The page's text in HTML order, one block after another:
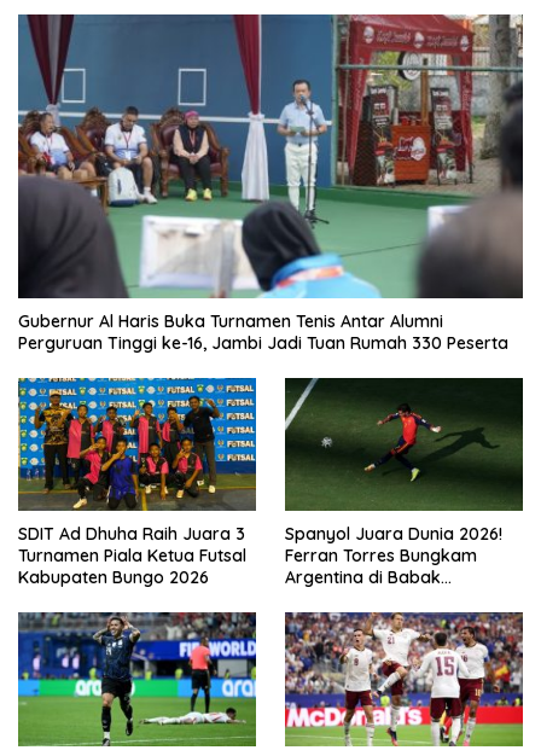
Gubernur Al Haris Buka Turnamen Tenis Antar Alumni
Perguruan Tinggi ke-16, Jambi Jadi Tuan Rumah 330 Peserta
SDIT Ad Dhuha Raih Juara 3
Turnamen Piala Ketua Futsal
Kabupaten Bungo 2026
Spanyol Juara Dunia 2026!
Ferran Torres Bungkam
Argentina di Babak